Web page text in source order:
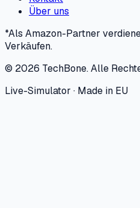
Über uns
*Als Amazon-Partner
Verkäufen.
© 2026 TechBone.Alle
Live-Simulator · Made in EU